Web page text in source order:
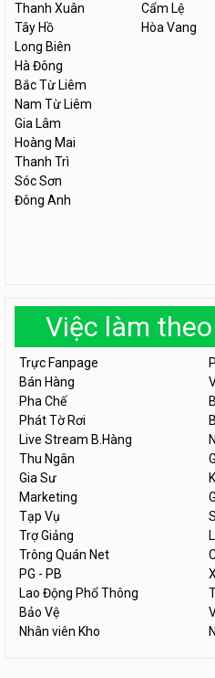
Thanh Xuân
Tây Hồ
Long Biên
Hà Đông
Bắc Từ Liêm
Nam Từ Liêm
Gia Lâm
Hoàng Mai
Thanh Trì
Sóc Sơn
Đông Anh
Cẩm Lệ
Hòa Vang
Việc làm
Trực Fanpage
Bán Hàng
Pha Chế
Phát Tờ Rơi
Live Stream B.Hàng
Thu Ngân
Gia Sư
Marketing
Tạp Vụ
Trợ Giảng
Trông Quán Net
PG - PB
Lao Động Phổ Thông
Bảo Vệ
Nhân viên Kho